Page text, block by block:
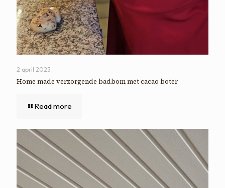
2 april 2025
Home made verzorgende badbom met cacao boter
Read more